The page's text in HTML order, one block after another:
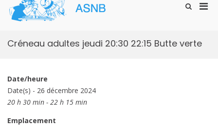
Afficher
recherche
Créneau adultes jeudi 20:30 22:15 Butte verte
Date/heure
Date(s) - 26 décembre 2024
20 h 30 min - 22 h 15 min
Emplacement